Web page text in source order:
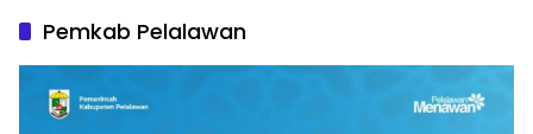
Pemkab Pelalawan